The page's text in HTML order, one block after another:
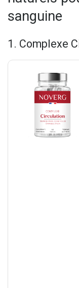
sanguine
1. Complexe